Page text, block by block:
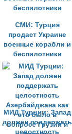
СМИ: Турция
продаст Украине
военные корабли и
беспилотники
МИД Турции: Запад
должен поддержать
целостность